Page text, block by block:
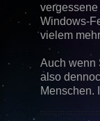
Windows-
vielem
Auch wenn
also
Menschen.